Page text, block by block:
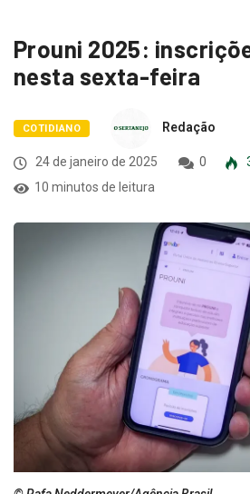
Prouni 2025:
nesta sexta-feira
COTIDIANO Redação
24 de janeiro de 2025 0
10 minutos de leitura